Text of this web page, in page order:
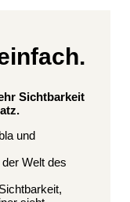
Sichtbarkeit
und
Welt des